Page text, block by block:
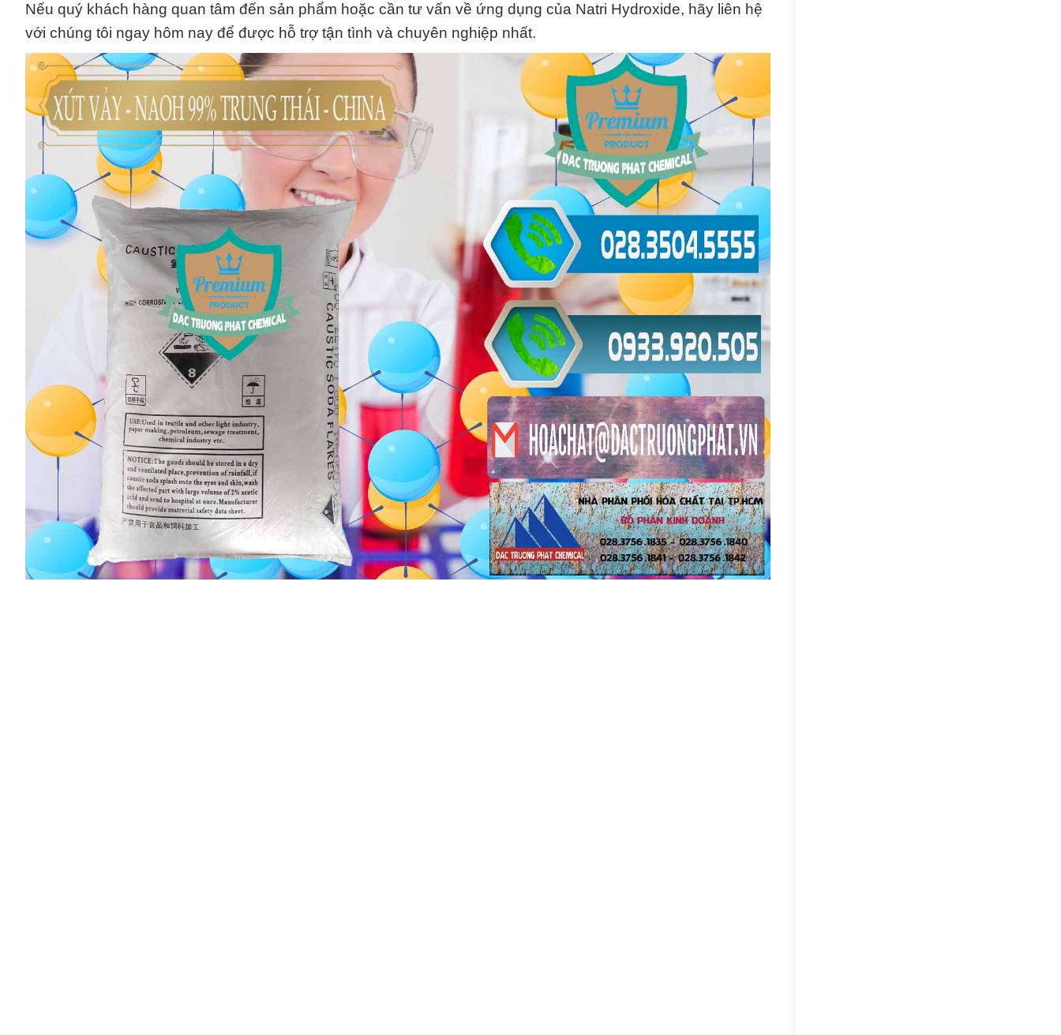
Nếu quý khách hàng quan tâm đến sản phẩm hoặc cần tư vấn về ứng dụng của Natri Hydroxide, hãy liên hệ
với chúng tôi ngay hôm nay để được hỗ trợ tận tình và chuyên nghiệp nhất.